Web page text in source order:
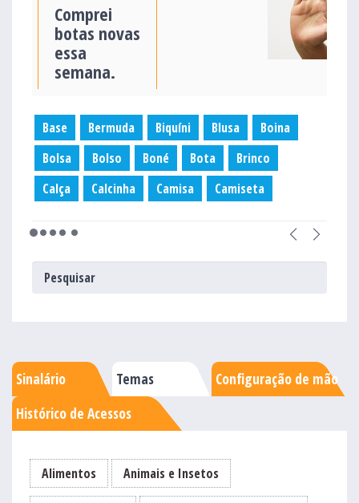
Comprei
botas novas
essa
semana.
Base Bermuda Biquíni Blusa
Boina
Bolsa
Bolso Boné Bota
Brinco
Calça
Calcinha Camisa Camiseta
Sinalário Temas
Configuração de mão
Histórico de Acessos
Alimentos Animais e Insetos